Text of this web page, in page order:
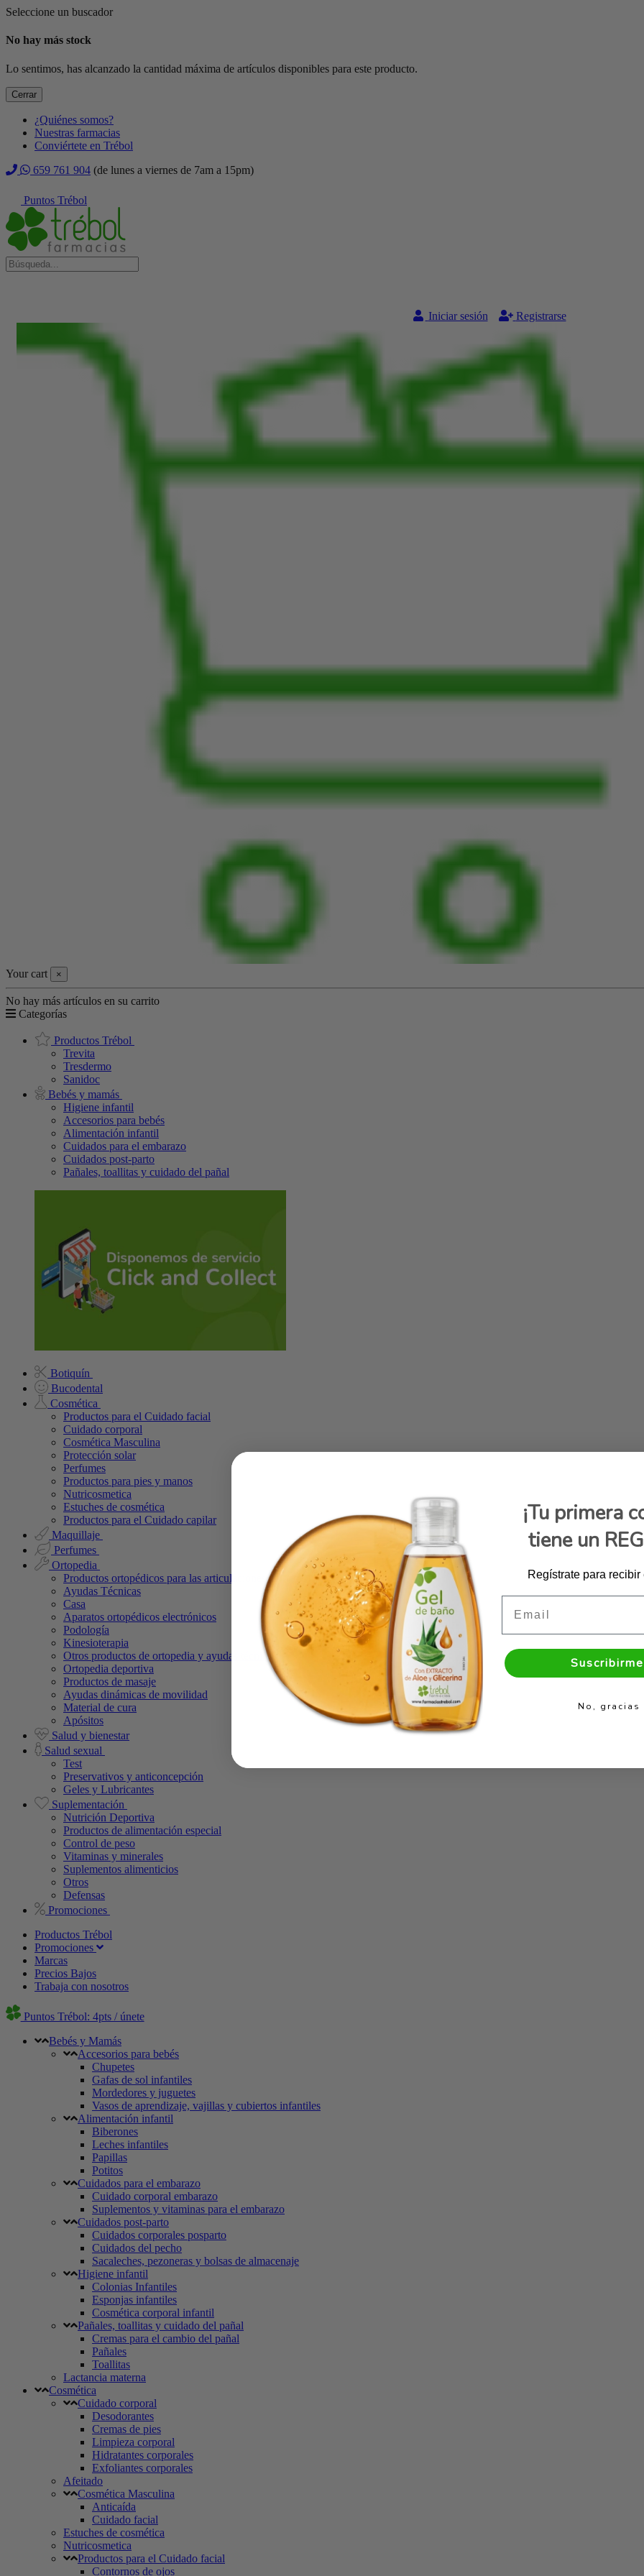
Seleccione un buscador
No hay más stock
Lo sentimos, has alcanzado la cantidad máxima de artículos disponibles para este producto.
Cerrar
¿Quiénes somos?
Nuestras farmacias
Conviértete en Trébol
659 761 904 (de lunes a viernes de 7am a 15pm)
Puntos Trébol
Iniciar sesión Registrarse
Your cart ×
No hay más artículos en su carrito
Categorías
Productos Trébol
Trevita
Tresdermo
Sanidoc
Bebés y mamás
Higiene infantil
Accesorios para bebés
Alimentación infantil
Cuidados para el embarazo
Cuidados post-parto
Pañales, toallitas y cuidado del pañal
Botiquín
Bucodental
Cosmética
Productos para el Cuidado facial
Cuidado corporal
Cosmética Masculina
Protección solar
Perfumes
Productos para pies y manos
Nutricosmetica
Estuches de cosmética
Productos para el Cuidado capilar
Maquillaje
Perfumes
Ortopedia
Productos ortopédicos para las articulaciones
Ayudas Técnicas
Casa
Aparatos ortopédicos electrónicos
Podología
Kinesioterapia
Otros productos de ortopedia y ayudas técnicas
Ortopedia deportiva
Productos de masaje
Ayudas dinámicas de movilidad
Material de cura
Apósitos
Salud y bienestar
Salud sexual
Test
Preservativos y anticoncepción
Geles y Lubricantes
Suplementación
Nutrición Deportiva
Productos de alimentación especial
Control de peso
Vitaminas y minerales
Suplementos alimenticios
Otros
Defensas
Promociones
Productos Trébol
Promociones
Marcas
Precios Bajos
Trabaja con nosotros
Puntos Trébol: 4pts / únete
Bebés y Mamás
Accesorios para bebés
Chupetes
Gafas de sol infantiles
Mordedores y juguetes
Vasos de aprendizaje, vajillas y cubiertos infantiles
Alimentación infantil
Biberones
Leches infantiles
Papillas
Potitos
Cuidados para el embarazo
Cuidado corporal embarazo
Suplementos y vitaminas para el embarazo
Cuidados post-parto
Cuidados corporales posparto
Cuidados del pecho
Sacaleches, pezoneras y bolsas de almacenaje
Higiene infantil
Colonias Infantiles
Esponjas infantiles
Cosmética corporal infantil
Pañales, toallitas y cuidado del pañal
Cremas para el cambio del pañal
Pañales
Toallitas
Lactancia materna
Cosmética
Cuidado corporal
Desodorantes
Cremas de pies
Limpieza corporal
Hidratantes corporales
Exfoliantes corporales
Afeitado
Cosmética Masculina
Anticaída
Cuidado facial
Estuches de cosmética
Nutricosmetica
Productos para el Cuidado facial
Contornos de ojos
¡Tu primera
tiene un
Regístrate para
No, gracias